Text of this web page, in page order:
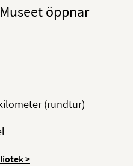
öppnar
(rundtur)
>